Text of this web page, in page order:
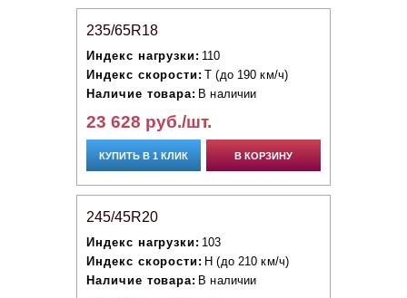
235/65R18
Индекс нагрузки: 110
Индекс скорости: T (до 190 км/ч)
Наличие товара: В наличии
23 628 руб./шт.
КУПИТЬ В 1 КЛИК В КОРЗИНУ
245/45R20
Индекс нагрузки: 103
Индекс скорости: H (до 210 км/ч)
Наличие товара: В наличии